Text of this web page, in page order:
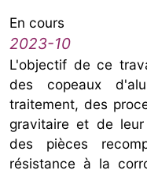
En cours
2023-10
L'objectif de ce
des copeaux
traitement, des
gravitaire et de
des pièces
résistance à la